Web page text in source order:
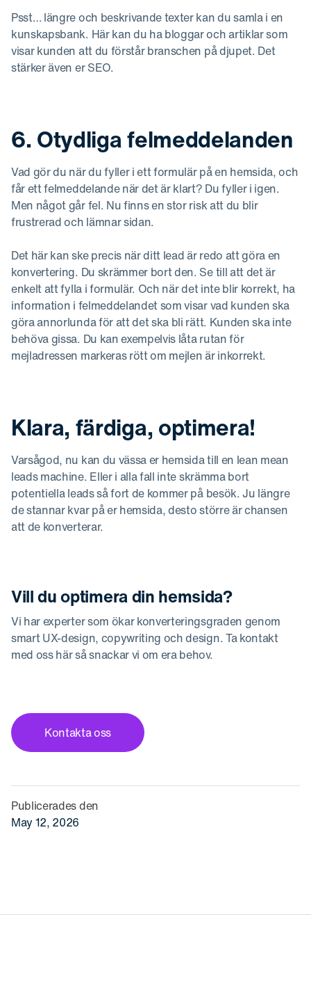
Psst… längre och beskrivande texter kan du samla i en
kunskapsbank. Här kan du ha bloggar och artiklar som
visar kunden att du förstår branschen på djupet. Det
stärker även er SEO.
6. Otydliga felmeddelanden
Vad gör du när du fyller i ett formulär på en hemsida, och
får ett felmeddelande när det är klart? Du fyller i igen.
Men något går fel. Nu finns en stor risk att du blir
frustrerad och lämnar sidan.
Det här kan ske precis när ditt lead är redo att göra en
konvertering. Du skrämmer bort den. Se till att det är
enkelt att fylla i formulär. Och när det inte blir korrekt, ha
information i felmeddelandet som visar vad kunden ska
göra annorlunda för att det ska bli rätt. Kunden ska inte
behöva gissa. Du kan exempelvis låta rutan för
mejladressen markeras rött om mejlen är inkorrekt.
Klara, färdiga, optimera!
Varsågod, nu kan du vässa er hemsida till en lean mean
leads machine. Eller i alla fall inte skrämma bort
potentiella leads så fort de kommer på besök. Ju längre
de stannar kvar på er hemsida, desto större är chansen
att de konverterar.
Vill du optimera din hemsida?
Vi har experter som ökar konverteringsgraden genom
smart UX-design, copywriting och design. Ta kontakt
med oss här så snackar vi om era behov.
Kontakta oss
Publicerades den
May 12, 2026